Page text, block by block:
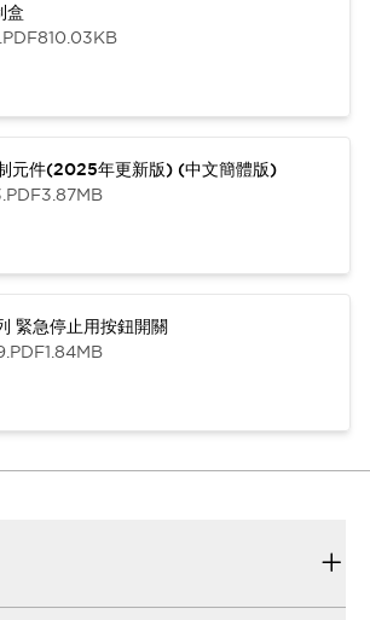
盒
.PDF810.03KB
元件(2025年更新版) (中文簡體版)
.PDF3.87MB
緊急停止用按鈕開關
.PDF1.84MB